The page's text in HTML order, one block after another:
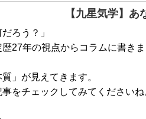
【九星気学】
ろう？」
27年の視点からコラムに書きま
」が見えてきます。
をチェックしてみてくださいね